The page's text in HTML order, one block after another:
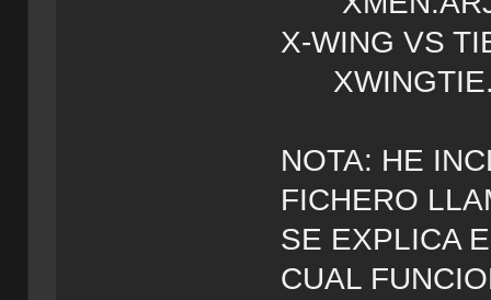
X-WING
NOTA: HE
FICHERO
SE EXPLICA
CUAL